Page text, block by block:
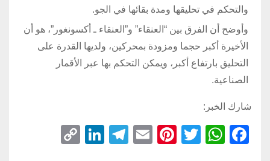
والتحكم في تحليقها ومدة بقائها في الجو.
وأوضح أن الفرق بين “العنقاء” و”العنقاء ـ أكسونغور”، هو أن
الأخيرة أكبر حجما ومزودة بمحركين، ولديها القدرة على
التحليق بارتفاع أكبر، ويمكن التحكم بها عبر الأقمار
الصناعية.
شارك الخبر:
F
W
T
Pi
E
T
Li